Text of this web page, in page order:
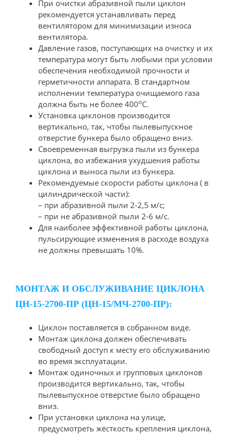
При очистки абразивной пыли циклон
рекомендуется устанавливать перед
вентилятором для минимизации износа
вентилятора.
Давление газов, поступающих на очистку и их
температура могут быть любыми при условии
обеспечения необходимой прочности и
герметичности аппарата. В стандартном
исполнении температура очищаемого газа
должна быть не более 400оС.
Установка циклонов производится
вертикально, так, чтобы пылевыпускное
отверстие бункера было обращено вниз.
Своевременная выгрузка пыли из бункера
циклона, во избежания ухудшения работы
циклона и выноса пыли из бункера.
Рекомендуемые скорости работы циклона ( в
цилиндрической части):
– при абразивной пыли 2-2,5 м/с;
– при не абразивной пыли 2-6 м/с.
Для наиболее эффективной работы циклона,
пульсирующие изменения в расходе воздуха
не должны превышать 10%.
МОНТАЖ И ОБСЛУЖИВАНИЕ ЦИКЛОНА
ЦН-15-2700-ПР (ЦН-15/МЧ-2700-ПР):
Циклон поставляется в собранном виде.
Монтаж циклона должен обеспечивать
свободный доступ к месту его обслуживанию
во время эксплуатации.
Монтаж одиночных и групповых циклонов
производится вертикально, так, чтобы
пылевыпускное отверстие было обращено
вниз.
При установки циклона на улице,
предусмотреть жёсткость крепления циклона,